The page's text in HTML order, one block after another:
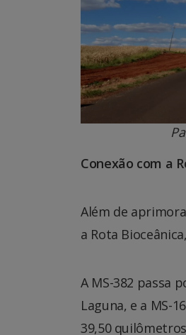
Conexão com a
Além de
a Rota
A MS-382 passa
Laguna, e a MS-
39,50